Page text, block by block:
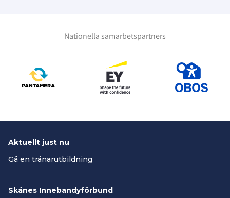
Nationella samarbetspartners
Aktuellt just nu
Gå en tränarutbildning
Skånes Innebandyförbund